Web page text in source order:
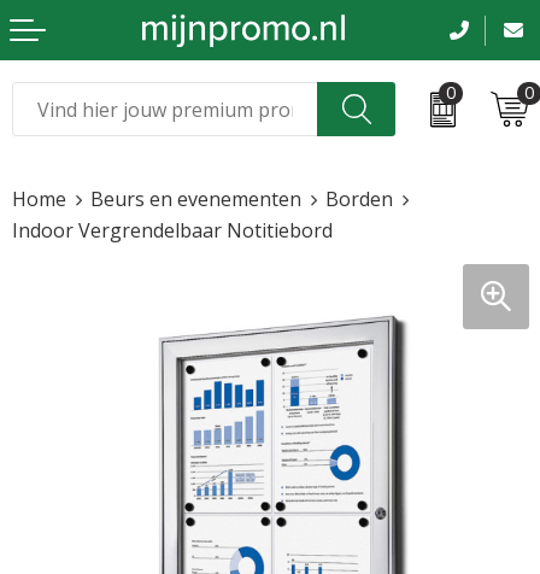
0 0
Kleding & caps
Tassen en reizen
Beurs en evenementen
Bloemen en planten
Sinterklaas
Home Beurs en evenementen
Borden
Indoor Vergrendelbaar Notitiebord